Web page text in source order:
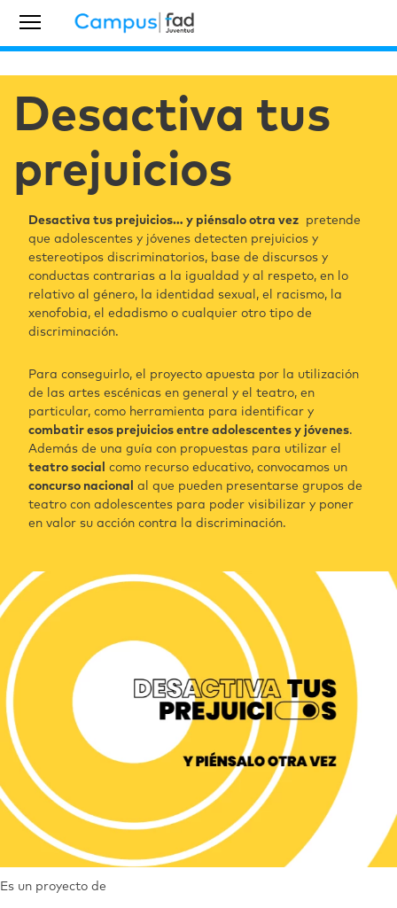
Desactiva tus
prejuicios
Desactiva tus prejuicios… y piénsalo otra vez pretende
que adolescentes y jóvenes detecten prejuicios y
estereotipos discriminatorios, base de discursos y
conductas contrarias a la igualdad y al respeto, en lo
relativo al género, la identidad sexual, el racismo, la
xenofobia, el edadismo o cualquier otro tipo de
discriminación.
Para conseguirlo, el proyecto apuesta por la utilización
de las artes escénicas en general y el teatro, en
particular, como herramienta para identificar y
combatir esos prejuicios entre adolescentes y jóvenes.
Además de una guía con propuestas para utilizar el
teatro social
como recurso educativo, convocamos un
concurso nacional
al que pueden presentarse grupos de
teatro con adolescentes para poder visibilizar y poner
en valor su acción contra la discriminación.
Es un proyecto de